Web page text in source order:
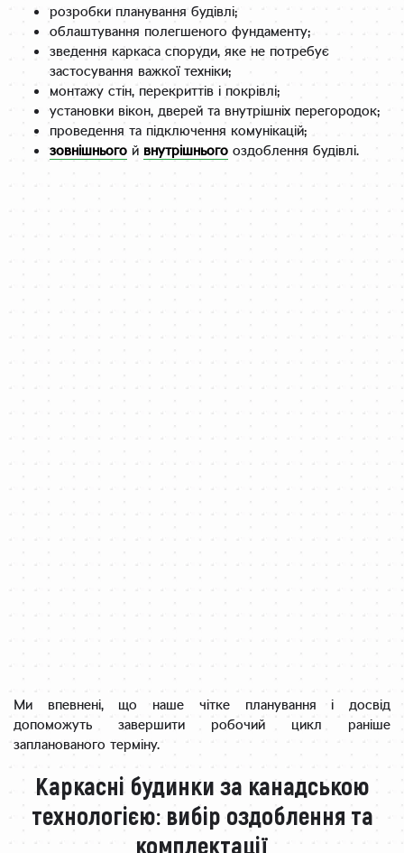
розробки планування будівлі;
облаштування полегшеного фундаменту;
зведення каркаса споруди, яке не потребує
застосування важкої техніки;
монтажу стін, перекриттів і покрівлі;
установки вікон, дверей та внутрішніх перегородок;
проведення та підключення комунікацій;
зовнішнього й внутрішнього оздоблення будівлі.
Ми впевнені, що наше чітке планування і досвід
допоможуть завершити робочий цикл раніше
запланованого терміну.
Каркасні будинки за канадською
технологією: вибір оздоблення та
комплектації